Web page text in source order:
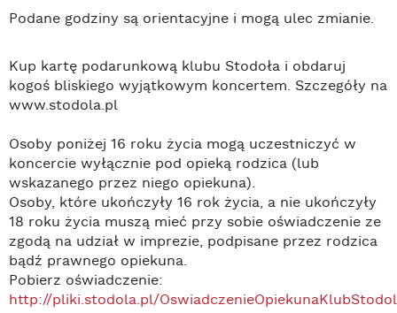
Podane godziny są orientacyjne i mogą ulec zmianie.
Kup kartę podarunkową klubu Stodoła i obdaruj
kogoś bliskiego wyjątkowym koncertem. Szczegóły na
www.stodola.pl
Osoby poniżej 16 roku życia mogą uczestniczyć w
koncercie wyłącznie pod opieką rodzica (lub
wskazanego przez niego opiekuna).
Osoby, które ukończyły 16 rok życia, a nie ukończyły
18 roku życia muszą mieć przy sobie oświadczenie ze
zgodą na udział w imprezie, podpisane przez rodzica
bądź prawnego opiekuna.
Pobierz oświadczenie:
http://pliki.stodola.pl/